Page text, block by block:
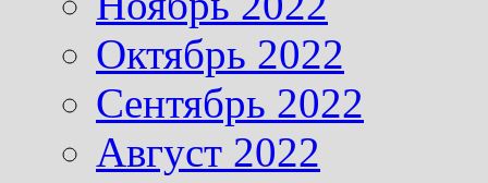
Октябрь 2022
Сентябрь 2022
Август 2022